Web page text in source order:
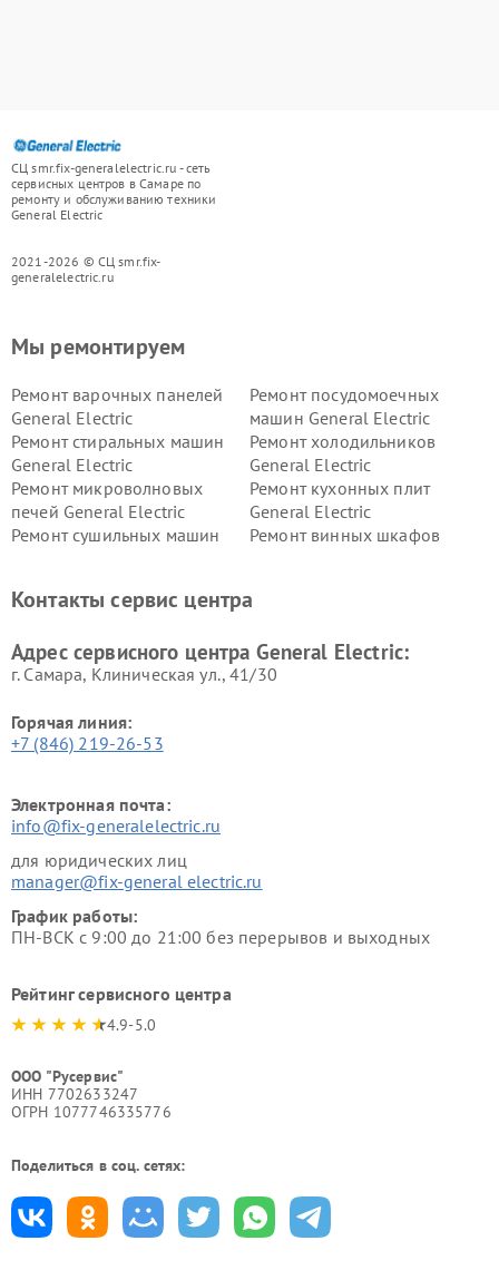
СЦ smr.fix-generalelectric.ru - сеть
сервисных центров в Самаре по
ремонту и обслуживанию техники
General Electric
2021-2026 © СЦ smr.fix-
generalelectric.ru
Мы ремонтируем
Ремонт варочных панелей
General Electric
Ремонт посудомоечных
машин General Electric
Ремонт стиральных машин
General Electric
Ремонт холодильников
General Electric
Ремонт микроволновых
печей General Electric
Ремонт кухонных плит
General Electric
Ремонт сушильных машин
Ремонт винных шкафов
Electric
General Electric
Контакты сервис центра
Адрес сервисного центра General Electric:
г. Самара, Клиническая ул., 41/30
Горячая линия:
+7 (846) 219-26-53
Электронная почта:
info@fix-generalelectric.ru
для юридических лиц
manager@fix-general electric.ru
График работы:
ПН-ВСК с 9:00 до 21:00 без перерывов и выходных
Рейтинг сервисного центра
4.9-5.0
ООО "Русервис"
ИНН 7702633247
ОГРН 1077746335776
Поделиться в соц. сетях: